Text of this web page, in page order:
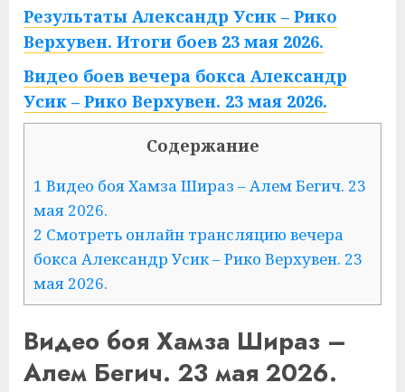
Результаты Александр Усик – Рико
Верхувен. Итоги боев 23 мая 2026.
Видео боев вечера бокса Александр
Усик – Рико Верхувен. 23 мая 2026.
Содержание
1 Видео боя Хамза Шираз – Алем Бегич. 23
мая 2026.
2 Смотреть онлайн трансляцию вечера
бокса Александр Усик – Рико Верхувен. 23
мая 2026.
Видео боя Хамза Шираз –
Алем Бегич. 23 мая 2026.